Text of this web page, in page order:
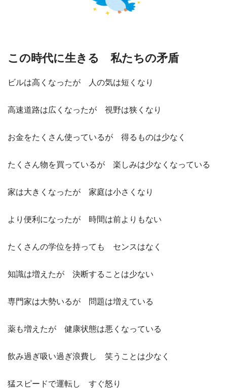
この時代に生きる 私たちの矛盾
ビルは高くなったが 人の気は短くなり
高速道路は広くなったが 視野は狭くなり
お金をたくさん使っているが 得るものは少なく
たくさん物を買っているが 楽しみは少なくなっている
家は大きくなったが 家庭は小さくなり
より便利になったが 時間は前よりもない
たくさんの学位を持っても センスはなく
知識は増えたが 決断することは少ない
専門家は大勢いるが 問題は増えている
薬も増えたが 健康状態は悪くなっている
飲み過ぎ吸い過ぎ浪費し 笑うことは少なく
猛スピードで運転し すぐ怒り